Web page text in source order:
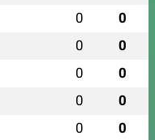
0 0
0 0
0 0
0 0
0 0